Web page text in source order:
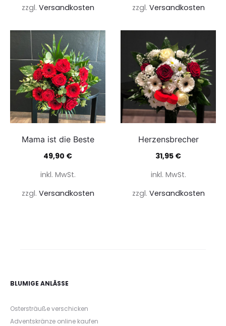
zzgl. Versandkosten
zzgl. Versandkosten
Mama ist die Beste
49,90 €
inkl. MwSt.
zzgl. Versandkosten
Herzensbrecher
31,95 €
inkl. MwSt.
zzgl. Versandkosten
BLUMIGE ANLÄSSE
Ostersträuße verschicken
Adventskränze online kaufen